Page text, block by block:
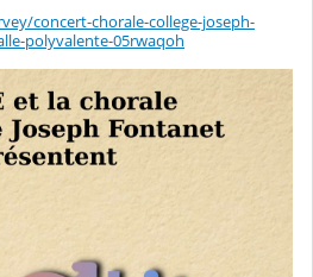
concert-chorale-college-joseph-
polyvalente-05rwaqoh